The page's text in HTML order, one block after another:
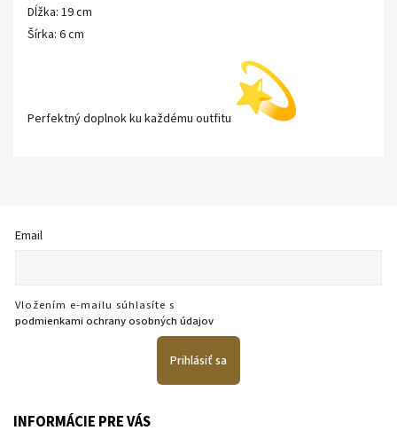
Dĺžka: 19 cm
Šírka: 6 cm
Perfektný doplnok ku každému outfitu
Email
Vložením e-mailu súhlasíte s
podmienkami ochrany osobných údajov
Prihlásiť sa
INFORMÁCIE PRE VÁS